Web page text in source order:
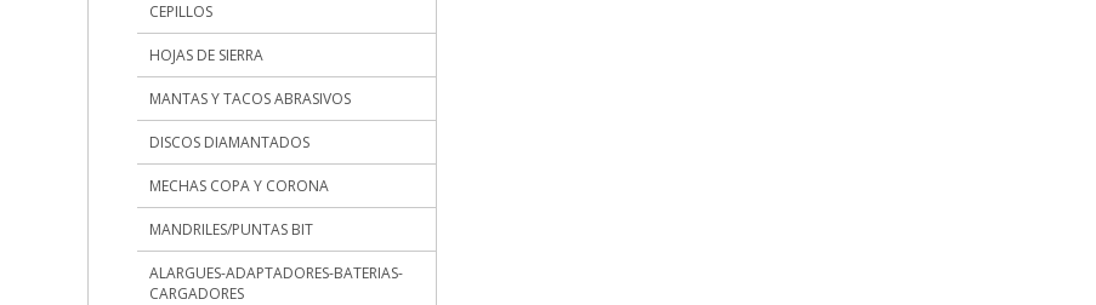
CEPILLOS
HOJAS DE SIERRA
MANTAS Y TACOS ABRASIVOS
DISCOS DIAMANTADOS
MECHAS COPA Y CORONA
MANDRILES/PUNTAS BIT
ALARGUES-ADAPTADORES-BATERIAS-
CARGADORES